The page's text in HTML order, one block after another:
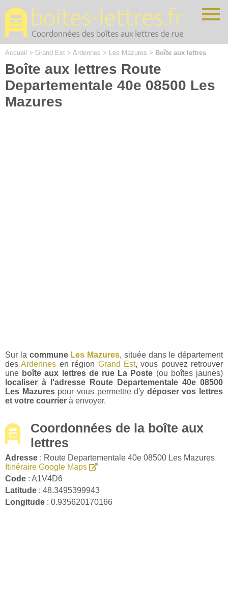
Accueil > Grand Est > Ardennes > Les Mazures > Boîte aux lettres
Boîte aux lettres Route
Departementale 40e 08500 Les
Mazures
Sur la commune Les Mazures, située dans le département
desArdennes en région Grand Est, vous pouvez retrouver
une boîte aux lettres de rue La Poste (ou boîtes jaunes)
localiser à l'adresse Route Departementale 40e 08500
Les Mazurespour vous permettre d'y déposer vos lettres
et votre courrier à envoyer.
Coordonnées de la boîte aux
lettres
Adresse : Route Departementale 40e 08500 Les Mazures
Itinéraire Google Maps
Code : A1V4D6
Latitude : 48.3495399943
Longitude : 0.935620170166